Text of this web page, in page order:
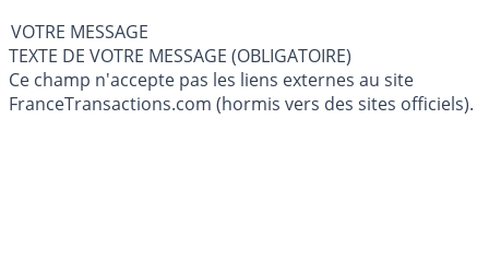
VOTRE MESSAGE
TEXTE DE VOTRE MESSAGE (OBLIGATOIRE)
Ce champ n'accepte pas les liens externes au site
FranceTransactions.com (hormis vers des sites officiels).